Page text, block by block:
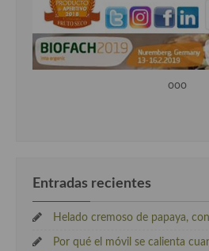
ooo
Entradas recientes
Helado cremoso de papaya,
Por qué el móvil se calienta